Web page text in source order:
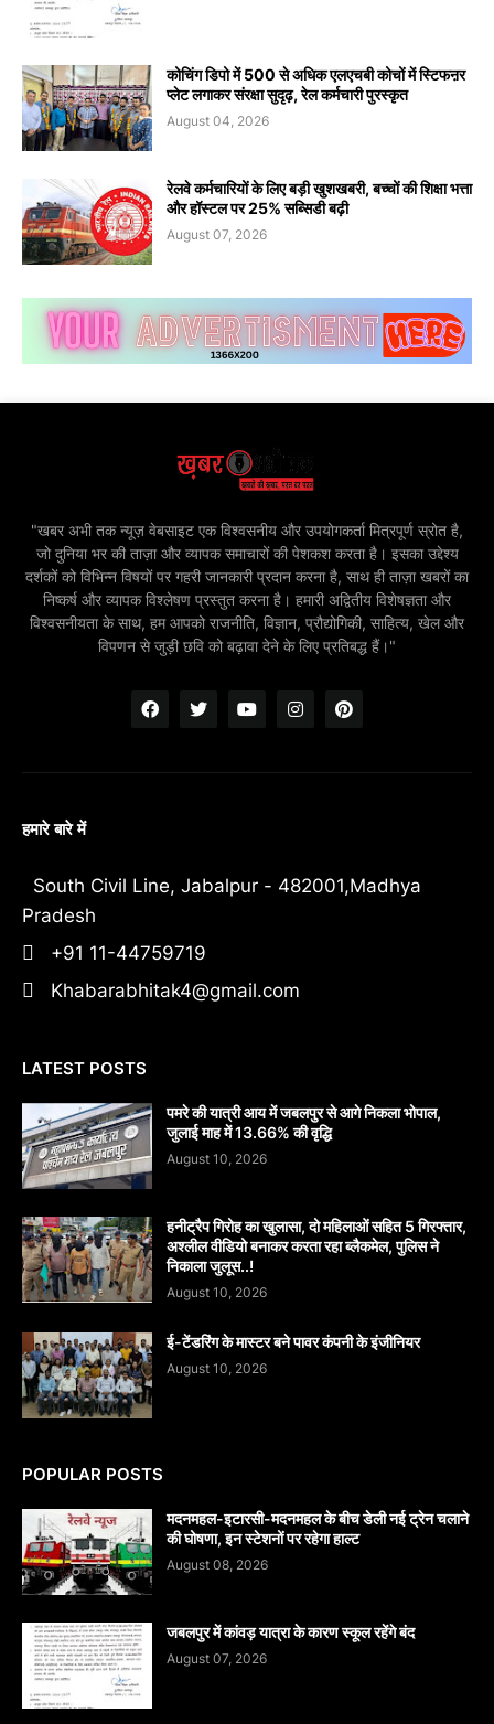
कोचिंग डिपो में 500 से अधिक एलएचबी कोचों में स्टिफऩर
प्लेट लगाकर संरक्षा सुदृढ़, रेल कर्मचारी पुरस्कृत
August 04, 2026
रेलवे कर्मचारियों के लिए बड़ी खुशखबरी, बच्चों की शिक्षा भत्ता
और हॉस्टल पर 25% सब्सिडी बढ़ी
August 07, 2026
"खबर अभी तक न्यूज़ वेबसाइट एक विश्वसनीय और उपयोगकर्ता मित्रपूर्ण स्रोत है,
जो दुनिया भर की ताज़ा और व्यापक समाचारों की पेशकश करता है। इसका उद्देश्य
दर्शकों को विभिन्न विषयों पर गहरी जानकारी प्रदान करना है, साथ ही ताज़ा खबरों का
निष्कर्ष और व्यापक विश्लेषण प्रस्तुत करना है। हमारी अद्वितीय विशेषज्ञता और
विश्वसनीयता के साथ, हम आपको राजनीति, विज्ञान, प्रौद्योगिकी, साहित्य, खेल और
विपणन से जुड़ी छवि को बढ़ावा देने के लिए प्रतिबद्ध हैं।"
हमारे बारे में
South Civil Line, Jabalpur - 482001,Madhya
Pradesh
+91 11-44759719
Khabarabhitak4@gmail.com
LATEST POSTS
पमरे की यात्री आय में जबलपुर से आगे निकला भोपाल,
जुलाई माह में 13.66% की वृद्धि
August 10, 2026
हनीट्रैप गिरोह का खुलासा, दो महिलाओं सहित 5 गिरफ्तार,
अश्लील वीडियो बनाकर करता रहा ब्लैकमेल, पुलिस ने
निकाला जुलूस..!
August 10, 2026
ई-टेंडरिंग के मास्टर बने पावर कंपनी के इंजीनियर
August 10, 2026
POPULAR POSTS
मदनमहल-इटारसी-मदनमहल के बीच डेली नई ट्रेन चलाने
की घोषणा, इन स्टेशनों पर रहेगा हाल्ट
August 08, 2026
जबलपुर में कांवड़ यात्रा के कारण स्कूल रहेंगे बंद
August 07, 2026